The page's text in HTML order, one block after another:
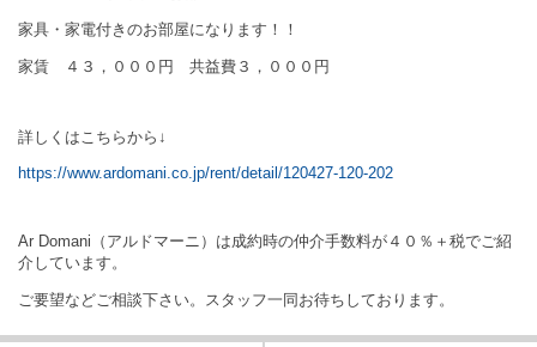
家具・家電付きのお部屋になります！！
家賃 ４３，０００円 共益費３，０００円
詳しくはこちらから↓
https://www.ardomani.co.jp/rent/detail/120427-120-202
Ar Domani（アルドマーニ）は成約時の仲介手数料が４０％＋税でご紹
介しています。
ご要望などご相談下さい。スタッフ一同お待ちしております。